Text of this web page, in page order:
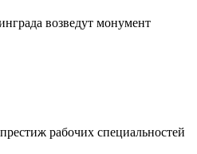
возведут монумент
рабочих специальностей